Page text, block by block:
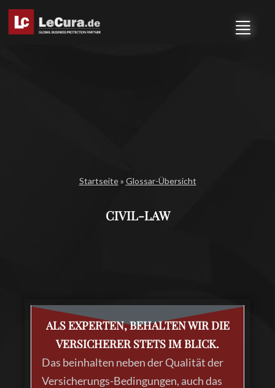
Startseite» Glossar-Übersicht
CIVIL-LAW
DIE
HÄUFIGSTEN
FRAGEN UND
ANTWORTEN
ZUM
ALS EXPERTEN, BEHALTEN WIR DIE
VERSICHERER STETS IM BLICK.
Das beinhalten neben der Qualität der
Versicherungs-Bedingungen, auch das